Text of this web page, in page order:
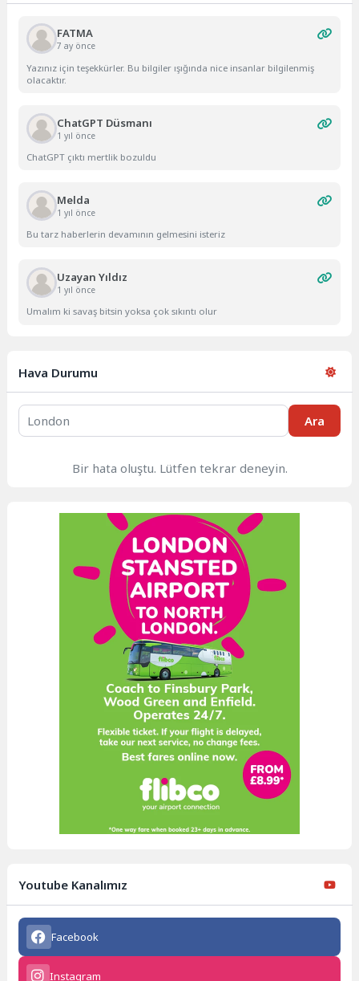
FATMA
7 ay önce
Yazınız için teşekkürler. Bu bilgiler ışığında nice insanlar bilgilenmiş
olacaktır.
ChatGPT Düsmanı
1 yıl önce
ChatGPT çıktı mertlik bozuldu
Melda
1 yıl önce
Bu tarz haberlerin devamının gelmesini isteriz
Uzayan Yıldız
1 yıl önce
Umalım ki savaş bitsin yoksa çok sıkıntı olur
Hava Durumu
Ara
Bir hata oluştu. Lütfen tekrar deneyin.
Youtube Kanalımız
Facebook
Instagram